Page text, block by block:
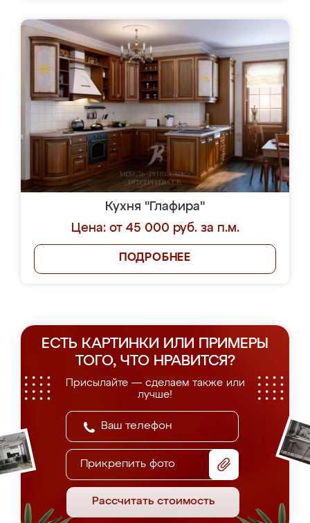
Кухня "Глафира"
Цена: от 45 000 руб. за п.м.
ПОДРОБНЕЕ
ЕСТЬ КАРТИНКИ ИЛИ ПРИМЕРЫ
ТОГО, ЧТО НРАВИТСЯ?
Присылайте — сделаем также или
лучше!
Прикрепить фото
Рассчитать стоимость